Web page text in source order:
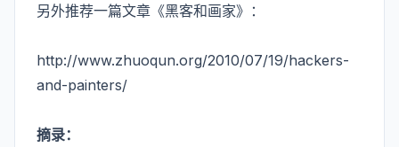
另外推荐一篇文章《黑客和画家》：
http://www.zhuoqun.org/2010/07/19/hackers-
and-painters/
摘录：